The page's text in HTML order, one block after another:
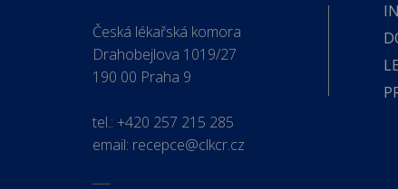
Česká lékařská komora
Drahobejlova 1019/27
190 00 Praha 9
tel.: +420 257 215 285
email: recepce@clkcr.cz